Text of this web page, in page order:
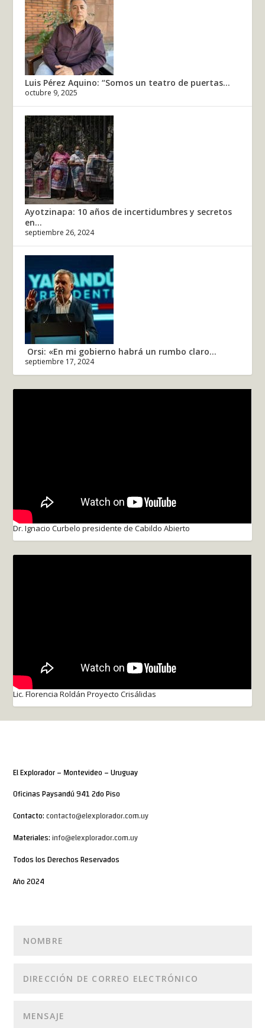
Luis Pérez Aquino: “Somos un teatro de puertas...
octubre 9, 2025
Ayotzinapa: 10 años de incertidumbres y secretos
en...
septiembre 26, 2024
Orsi: «En mi gobierno habrá un rumbo claro...
septiembre 17, 2024
Dr. Ignacio Curbelo presidente de Cabildo Abierto
Lic. Florencia Roldán Proyecto Crisálidas
El Explorador – Montevideo – Uruguay
Oficinas Paysandú 941 2do Piso
Contacto:contacto@elexplorador.com.uy
Materiales:info@elexplorador.com.uy
Todos los Derechos Reservados
Año 2024